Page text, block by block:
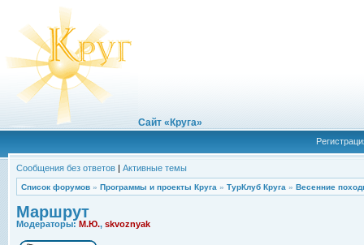
Сайт «Круга»
Сообщения без ответов | Активные темы
Список форумов » Программы и проекты Круга » ТурКлуб Круга » Весенние
Маршрут
Модераторы: М.Ю., skvoznyak